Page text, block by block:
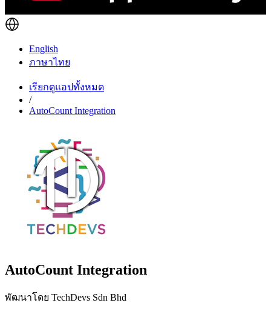
English
ภาษาไทย
เรียกดูแอปทั้งหมด
/
AutoCount Integration
AutoCount Integration
พัฒนาโดย TechDevs Sdn Bhd